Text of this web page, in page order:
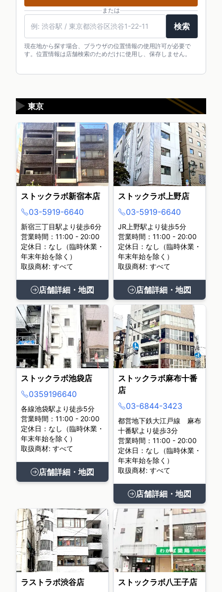
または
検索
現在地から探す場合、ブラウザの位置情報の使用許可が必要で
す。位置情報は店舗検索のためだけに使用し、保存しません。
東京
▶
ストックラボ新宿本店
03-5919-6640
新宿三丁目駅より徒歩6分
営業時間：11:00 - 20:00
定休日：なし（臨時休業・
年末年始を除く）
取扱商材: すべて
店舗詳細・地図
ストックラボ上野店
03-5919-6640
JR上野駅より徒歩5分
営業時間：11:00 - 20:00
定休日：なし（臨時休業・
年末年始を除く）
取扱商材: すべて
店舗詳細・地図
ストックラボ池袋店
0359196640
各線池袋駅より徒歩5分
営業時間：11:00 - 20:00
定休日：なし（臨時休業・
年末年始を除く）
取扱商材: すべて
店舗詳細・地図
ストックラボ麻布十番
店
03-6844-3423
都営地下鉄大江戸線 麻布
十番駅より徒歩3分
営業時間：11:00 - 20:00
定休日：なし（臨時休業・
年末年始を除く）
取扱商材: すべて
店舗詳細・地図
ラストラボ渋谷店
ストックラボ八王子店